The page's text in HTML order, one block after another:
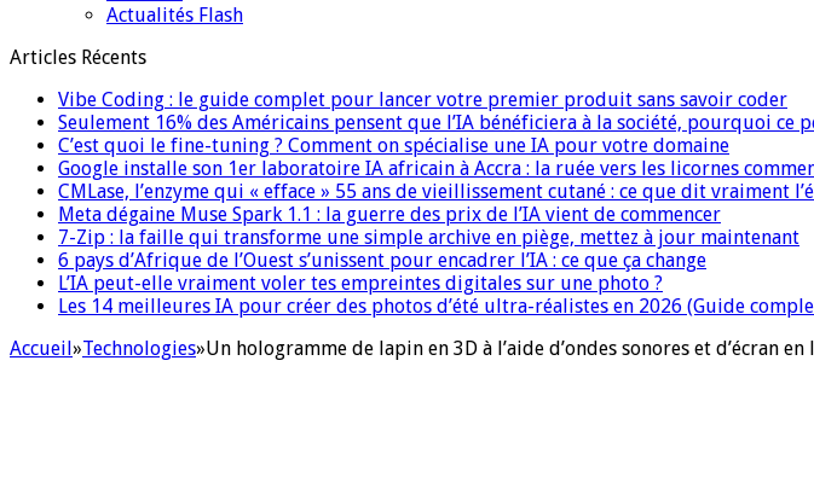
Actualités Flash
Articles Récents
Vibe Coding : le guide complet pour lancer votre premier produit sans savoir coder
Seulement 16% des Américains pensent que l’IA bénéficiera à la société, pourquoi ce
C’est quoi le fine-tuning ? Comment on spécialise une IA pour votre domaine
Google installe son 1er laboratoire IA africain à Accra : la ruée vers les licornes
CMLase, l’enzyme qui « efface » 55 ans de vieillissement cutané : ce que dit vraiment
Meta dégaine Muse Spark 1.1 : la guerre des prix de l’IA vient de commencer
7-Zip : la faille qui transforme une simple archive en piège, mettez à jour maintenant
6 pays d’Afrique de l’Ouest s’unissent pour encadrer l’IA : ce que ça change
L’IA peut-elle vraiment voler tes empreintes digitales sur une photo ?
Les 14 meilleures IA pour créer des photos d’été ultra-réalistes en 2026 (Guide
Accueil»Technologies»Un hologramme de lapin en 3D à l’aide d’ondes sonores et d’écran